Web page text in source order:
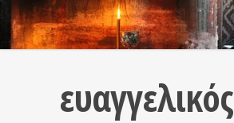
ευαγγελικός